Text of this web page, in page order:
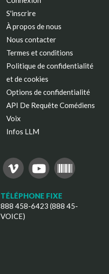
S'inscrire
À propos de nous
Nous contacter
Termes et conditions
Politique de confidentialité
et de cookies
Options de confidentialité
API De Requête Comédiens
Voix
Infos LLM
TÉLÉPHONE FIXE
888 458-6423 (888 45-
VOICE)